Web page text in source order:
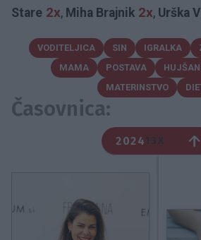
Stare 2x, Miha Brajnik 2x, Urška
Derenda, Katarina Keček,Violeta
Andrej Škufca,princ Harry,
Kavčič
Meghan Markle,Sanja
Bilbi,Maja Golob,
Aleš Klinar ,Naomi
Jani Jugovic,Katja Tratnik
Romih
Ana Marija Mitić, Frank
,Gašper Bergant
VODITELJICA SIN IGRALKA
MAMA
POSTAVA
MATERINSTVO
Časovnica:
202413X